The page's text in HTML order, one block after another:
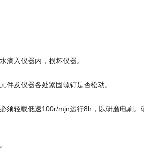
入仪器内，损坏仪器。
及仪器各处紧固螺钉是否松动。
轻载低速100r/mjn运行8h，以研磨电刷。